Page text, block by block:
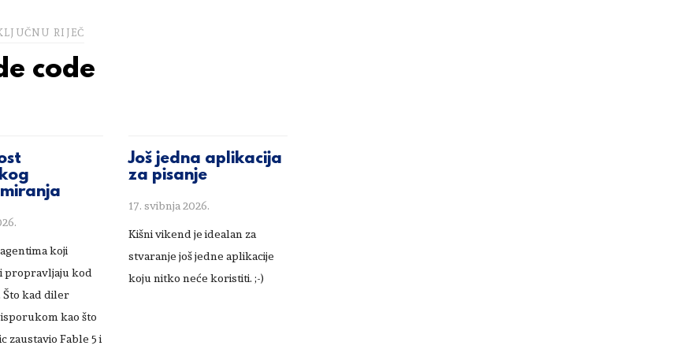
RIJEČ
code
koji
propravljaju kod
Što kad diler
kao što
zaustavio Fable 5 i
Još jedna aplikacija
za pisanje
17. svibnja 2026.
Kišni vikend je idealan za
stvaranje još jedne aplikacije
koju nitko neće koristiti. ;-)